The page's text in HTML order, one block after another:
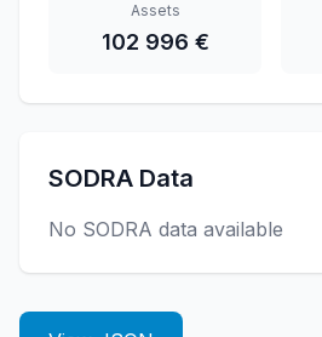
Assets
102 996 €
SODRA Data
No SODRA data available